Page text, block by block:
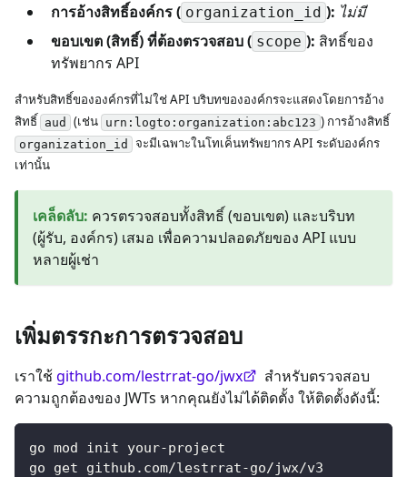
การอ้างสิทธิ์องค์กร ( organization_id ): ไม่มี
ขอบเขต (สิทธิ์) ที่ต้องตรวจสอบ ( scope ): สิทธิ์ของ
ทรัพยากร API
สำหรับสิทธิ์ขององค์กรที่ไม่ใช่ API บริบทขององค์กรจะแสดงโดยการอ้าง
สิทธิ์ aud (เช่น urn:logto:organization:abc123 ) การอ้างสิทธิ์
organization_id
จะมีเฉพาะในโทเค็นทรัพยากร API ระดับองค์กร
เท่านั้น
เคล็ดลับ: ควรตรวจสอบทั้งสิทธิ์ (ขอบเขต) และบริบท
(ผู้รับ, องค์กร) เสมอ เพื่อความปลอดภัยของ API แบบ
หลายผู้เช่า
เพิ่มตรรกะการตรวจสอบ
เราใช้github.com/lestrrat-go/jwx
สำหรับตรวจสอบ
ความถูกต้องของ JWTs หากคุณยังไม่ได้ติดตั้ง ให้ติดตั้งดังนี้:
go mod init your-project
go get github.com/lestrrat-go/jwx/v3